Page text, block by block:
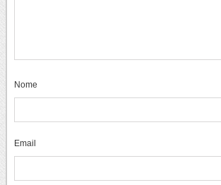
Nome
Email